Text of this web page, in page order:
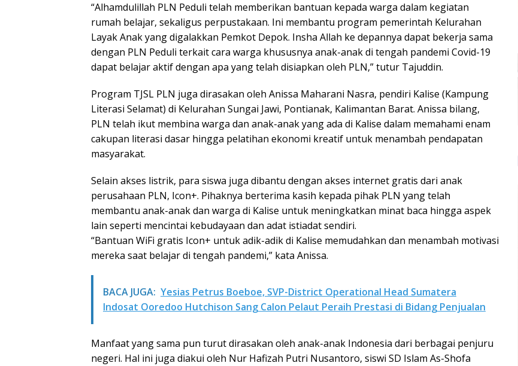
“Alhamdulillah PLN Peduli telah memberikan bantuan kepada warga dalam kegiatan
rumah belajar, sekaligus perpustakaan. Ini membantu program pemerintah Kelurahan
Layak Anak yang digalakkan Pemkot Depok. Insha Allah ke depannya dapat bekerja sama
dengan PLN Peduli terkait cara warga khususnya anak-anak di tengah pandemi Covid-19
dapat belajar aktif dengan apa yang telah disiapkan oleh PLN,” tutur Tajuddin.
Program TJSL PLN juga dirasakan oleh Anissa Maharani Nasra, pendiri Kalise (Kampung
Literasi Selamat) di Kelurahan Sungai Jawi, Pontianak, Kalimantan Barat. Anissa bilang,
PLN telah ikut membina warga dan anak-anak yang ada di Kalise dalam memahami enam
cakupan literasi dasar hingga pelatihan ekonomi kreatif untuk menambah pendapatan
masyarakat.
Selain akses listrik, para siswa juga dibantu dengan akses internet gratis dari anak
perusahaan PLN, Icon+. Pihaknya berterima kasih kepada pihak PLN yang telah
membantu anak-anak dan warga di Kalise untuk meningkatkan minat baca hingga aspek
lain seperti mencintai kebudayaan dan adat istiadat sendiri.
“Bantuan WiFi gratis Icon+ untuk adik-adik di Kalise memudahkan dan menambah motivasi
mereka saat belajar di tengah pandemi,” kata Anissa.
BACA JUGA: Yesias Petrus Boeboe, SVP-District Operational Head Sumatera
Indosat Ooredoo Hutchison Sang Calon Pelaut Peraih Prestasi di Bidang Penjualan
Manfaat yang sama pun turut dirasakan oleh anak-anak Indonesia dari berbagai penjuru
negeri. Hal ini juga diakui oleh Nur Hafizah Putri Nusantoro, siswi SD Islam As-Shofa